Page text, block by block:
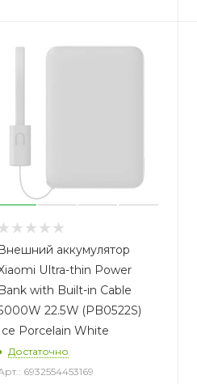
Внешний аккумулятор
Ultra-thin Power
Bank with Built-in Cable
22.5W (PB0522S)
Ice Porcelain White
Достаточно
6932554453169